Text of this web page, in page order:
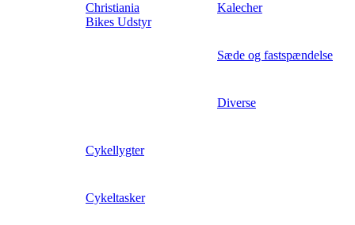
Christiania
Bikes Udstyr
Kalecher
Sæde og fastspændelse
Diverse
Cykellygter
Cykeltasker